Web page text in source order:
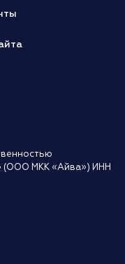
(ООО МКК «Айва») ИНН